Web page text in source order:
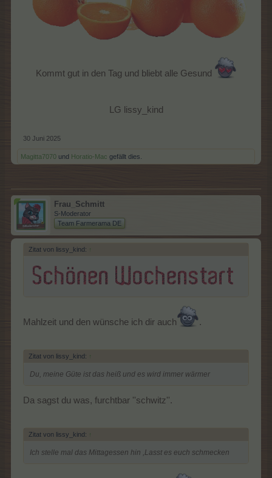
Kommt gut in den Tag und bliebt alle Gesund
LG lissy_kind
30 Juni 2025
Magitta7070 und Horatio-Mac gefällt dies.
Frau_Schmitt
S-Moderator
Team Farmerama DE
Zitat von lissy_kind: ↑
Mahlzeit und den wünsche ich dir auch .
Zitat von lissy_kind: ↑
Du, meine Güte ist das heiß und es wird immer wärmer
Da sagst du was, furchtbar ''schwitz''.
Zitat von lissy_kind: ↑
Ich stelle mal das Mittagessen hin ,Lasst es euch schmecken